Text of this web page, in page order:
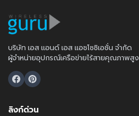
บริษัท เอส แอนด์ เอส แอชโซซิเอชั่น จำกัด
ผู้จำหน่ายอุปกรณ์เครือข่ายไร้สายคุณภาพสูง
ลิงก์ด่วน